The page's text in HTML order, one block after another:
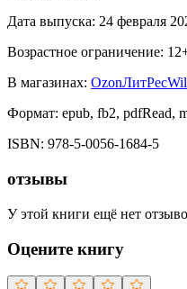
Дата выпуска: 24 февраля
Возрастное ограничение: 12
В магазинах: OzonЛитРес
Формат: epub, fb2, pdfRead,
ISBN: 978-5-0056-1684-5
отзывы
У этой книги ещё нет
Оцените книгу